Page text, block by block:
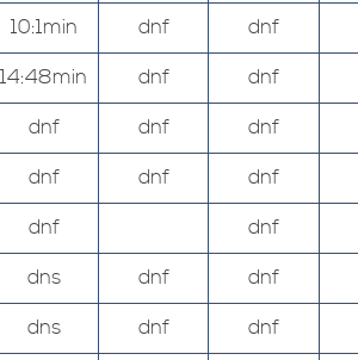
10:1min dnf dnf
14:48min dnf dnf
dnf dnf dnf
dnf dnf dnf
dnf dnf
dns dnf dnf
dns dnf dnf